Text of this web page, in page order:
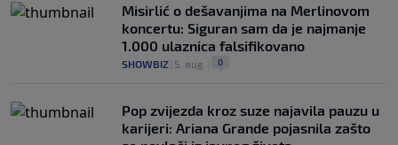
Misirlić o dešavanjima na Merlinovom
koncertu: Siguran sam da je najmanje
1.000 ulaznica falsifikovano
SHOWBIZ 5. aug. 0
Pop zvijezda kroz suze najavila pauzu u
karijeri: Ariana Grande pojasnila zašto